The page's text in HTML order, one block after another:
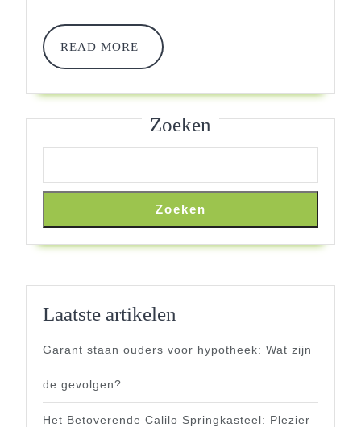
READ MORE
READ
MORE
Zoeken
Zoeken
Laatste artikelen
Garant staan ouders voor hypotheek: Wat zijn
de gevolgen?
Het Betoverende Calilo Springkasteel: Plezier